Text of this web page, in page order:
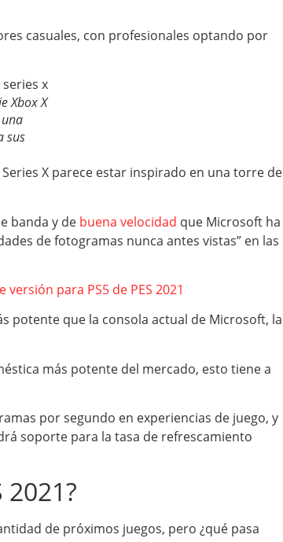
casuales, con profesionales optando por
Xbox X
sus
X parece estar inspirado en una torre de
banda y de buena velocidad que Microsoft ha
de fotogramas nunca antes vistas” en las
para PS5 de PES 2021
potente que la consola actual de Microsoft, la
más potente del mercado, esto tiene a
por segundo en experiencias de juego, y
soporte para la tasa de refrescamiento
de próximos juegos, pero ¿qué pasa